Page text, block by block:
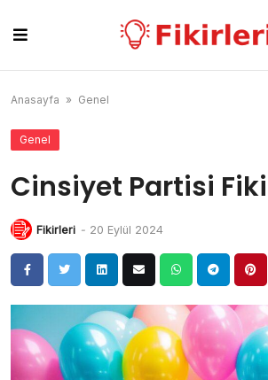
content
Anasayfa » Genel
Genel
Cinsiyet Partisi
Fikirleri - 20 Eylül 2024